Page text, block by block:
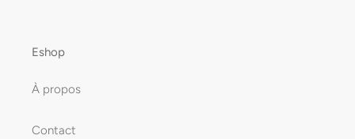
Eshop
À propos
Contact